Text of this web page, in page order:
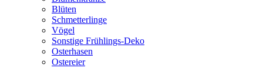
Blüten
Schmetterlinge
Vögel
Sonstige Frühlings-Deko
Osterhasen
Ostereier